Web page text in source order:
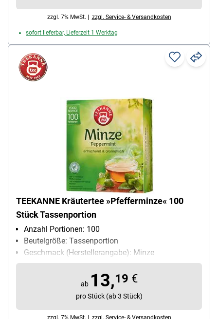
zzgl. 7% MwSt. | zzgl. Service- & Versandkosten
sofort lieferbar, Lieferzeit 1 Werktag
TEEKANNE Kräutertee »Pfefferminze« 100
Stück Tassenportion
Anzahl Portionen: 100
Beutelgröße: Tassenportion
Geschmack (Herstellerangabe): Minze
Teesorte: Kräutertee
ab 13,19 €
pro Stück (ab 3 Stück)
zzgl. 7% MwSt. | zzgl. Service- & Versandkosten